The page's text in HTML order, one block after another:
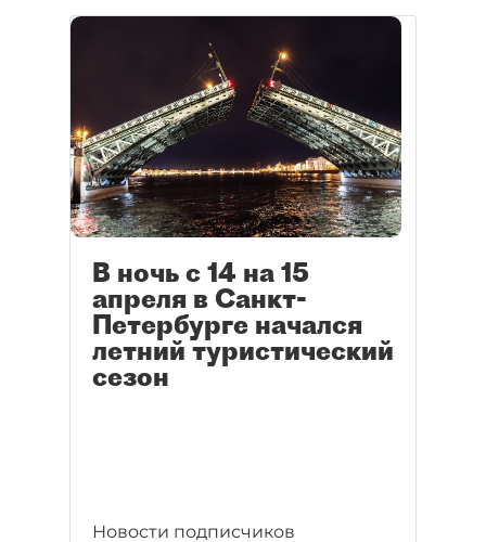
В ночь с 14 на 15
апреля в Санкт-
Петербурге начался
летний туристический
сезон
Новости подписчиков